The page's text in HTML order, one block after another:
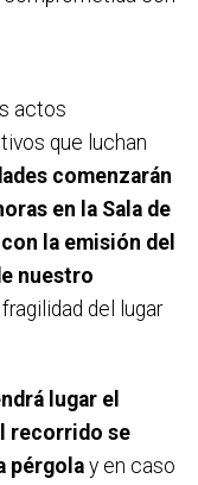
actos
que luchan
comenzarán
en la Sala de
la emisión del
nuestro
del lugar
lugar el
recorrido se
pérgola y en caso